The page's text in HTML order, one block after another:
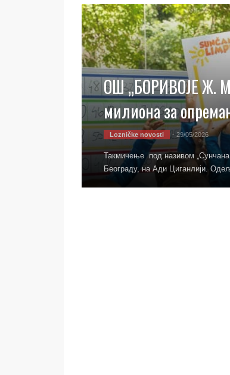
ОШ „БОРИВОЈЕ Ж.
милиона за
Lozničke novosti - 29/05/2026
Такмичење под називом „Сунчана
Београду, на Ади Циганлији.